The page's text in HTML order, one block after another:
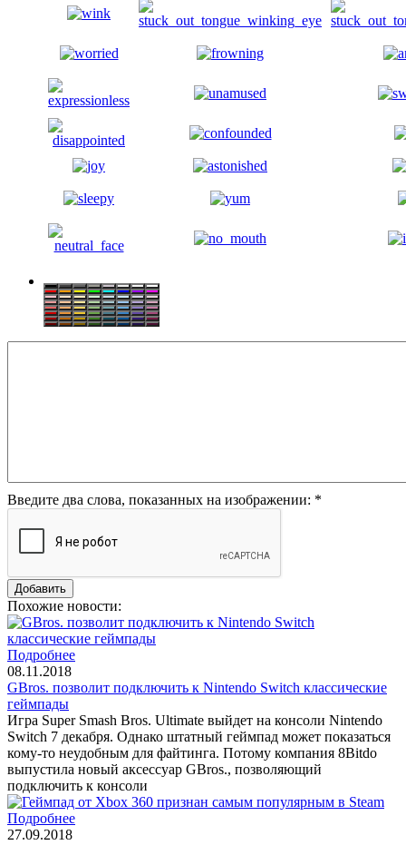
Введите два слова, показанных на изображении: *
Похожие новости:
Подробнее
08.11.2018
GBros. позволит подключить к Nintendo Switch классические
геймпады
Игра Super Smash Bros. Ultimate выйдет на консоли Nintendo
Switch 7 декабря. Однако штатный геймпад может показаться
кому-то неудобным для файтинга. Потому компания 8Bitdo
выпустила новый аксессуар GBros., позволяющий
подключить к консоли
Подробнее
27.09.2018